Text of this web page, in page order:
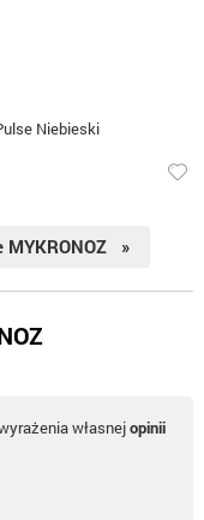
Niebieski
MYKRONOZ »
własnejopinii